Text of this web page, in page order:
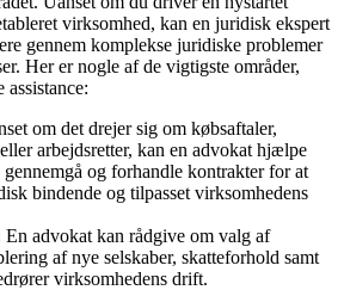
virksomhed, kan en juridisk ekspert
gennem komplekse juridiske problemer
Her er nogle af de vigtigste områder,
om det drejer sig om købsaftaler,
arbejdsretter, kan en advokat hjælpe
gennemgå og forhandle kontrakter for at
bindende og tilpasset virksomhedens
En advokat kan rådgive om valg af
af nye selskaber, skatteforhold samt
virksomhedens drift.